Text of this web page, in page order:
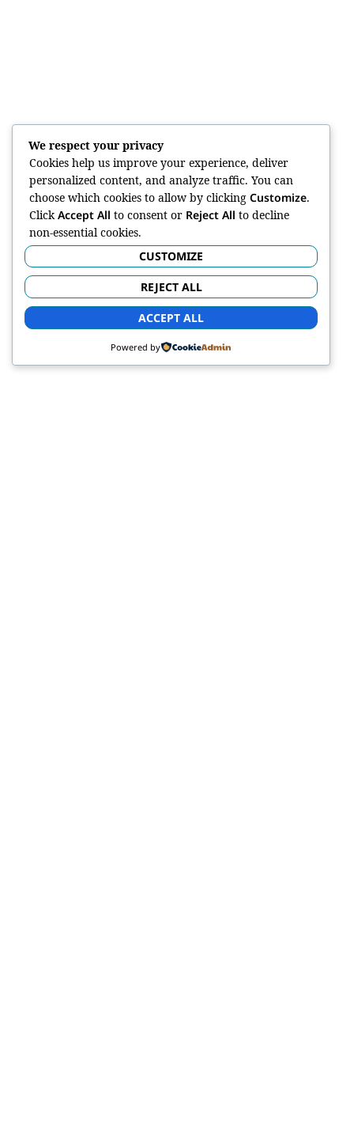
We respect your privacy
Cookies help us improve your experience, deliver
personalized content, and analyze traffic. You can
choose which cookies to allow by clicking Customize.
Click Accept All to consent or Reject All to decline
non-essential cookies.
CUSTOMIZE
REJECT ALL
ACCEPT ALL
Powered by